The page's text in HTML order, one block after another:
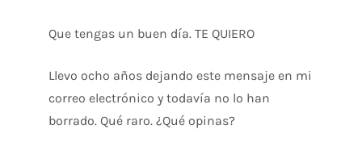
Que tengas un buen día. TE QUIERO
Llevo ocho años dejando este mensaje en mi
correo electrónico y todavía no lo han
borrado. Qué raro. ¿Qué opinas?